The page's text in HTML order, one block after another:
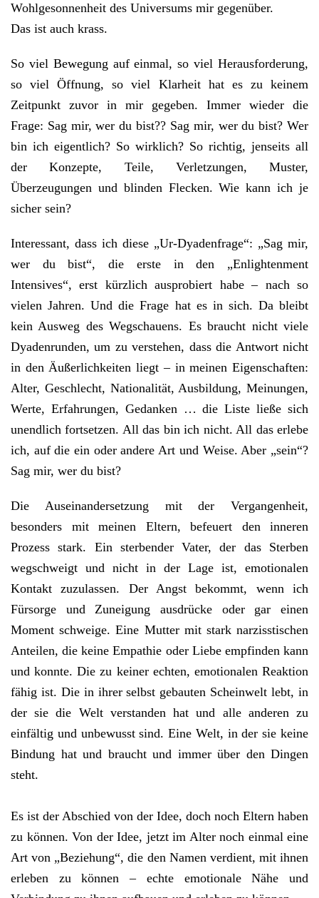
Wohlgesonnenheit des Universums mir gegenüber.
Das ist auch krass.
So viel Bewegung auf einmal, so viel Herausforderung,
so viel Öffnung, so viel Klarheit hat es zu keinem
Zeitpunkt zuvor in mir gegeben. Immer wieder die
Frage: Sag mir, wer du bist?? Sag mir, wer du bist? Wer
bin ich eigentlich? So wirklich? So richtig, jenseits all
der Konzepte, Teile, Verletzungen, Muster,
Überzeugungen und blinden Flecken. Wie kann ich je
sicher sein?
Interessant, dass ich diese „Ur-Dyadenfrage“: „Sag mir,
wer du bist“, die erste in den „Enlightenment
Intensives“, erst kürzlich ausprobiert habe – nach so
vielen Jahren. Und die Frage hat es in sich. Da bleibt
kein Ausweg des Wegschauens. Es braucht nicht viele
Dyadenrunden, um zu verstehen, dass die Antwort nicht
in den Äußerlichkeiten liegt – in meinen Eigenschaften:
Alter, Geschlecht, Nationalität, Ausbildung, Meinungen,
Werte, Erfahrungen, Gedanken … die Liste ließe sich
unendlich fortsetzen. All das bin ich nicht. All das erlebe
ich, auf die ein oder andere Art und Weise. Aber „sein“?
Sag mir, wer du bist?
Die Auseinandersetzung mit der Vergangenheit,
besonders mit meinen Eltern, befeuert den inneren
Prozess stark. Ein sterbender Vater, der das Sterben
wegschweigt und nicht in der Lage ist, emotionalen
Kontakt zuzulassen. Der Angst bekommt, wenn ich
Fürsorge und Zuneigung ausdrücke oder gar einen
Moment schweige. Eine Mutter mit stark narzisstischen
Anteilen, die keine Empathie oder Liebe empfinden kann
und konnte. Die zu keiner echten, emotionalen Reaktion
fähig ist. Die in ihrer selbst gebauten Scheinwelt lebt, in
der sie die Welt verstanden hat und alle anderen zu
einfältig und unbewusst sind. Eine Welt, in der sie keine
Bindung hat und braucht und immer über den Dingen
steht.
Es ist der Abschied von der Idee, doch noch Eltern haben
zu können. Von der Idee, jetzt im Alter noch einmal eine
Art von „Beziehung“, die den Namen verdient, mit ihnen
erleben zu können – echte emotionale Nähe und